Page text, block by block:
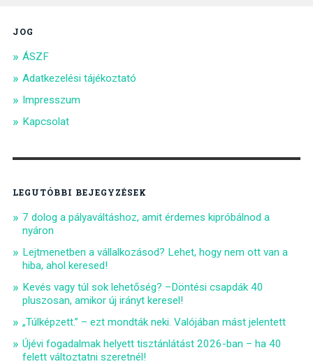
JOG
ÁSZF
Adatkezelési tájékoztató
Impresszum
Kapcsolat
LEGUTÓBBI BEJEGYZÉSEK
7 dolog a pályaváltáshoz, amit érdemes kipróbálnod a
nyáron
Lejtmenetben a vállalkozásod? Lehet, hogy nem ott van a
hiba, ahol keresed!
Kevés vagy túl sok lehetőség? –Döntési csapdák 40
pluszosan, amikor új irányt keresel!
„Túlképzett.” – ezt mondták neki. Valójában mást jelentett
Újévi fogadalmak helyett tisztánlátást 2026-ban – ha 40
felett változtatni szeretnél!